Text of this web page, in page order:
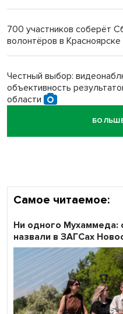
Новосибирский
Обновлённое отделение
700 участников соберёт
волонтёров в Красноярске
Честный выбор:
объективность
области
Кибертанки пошли в бой:
Самое читаемое:
Ни одного
назвали в ЗАГСах